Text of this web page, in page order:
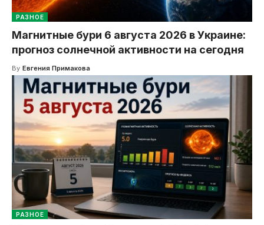
РАЗНОЕ
Магнитные бури 6 августа 2026 в Украине:
прогноз солнечной активности на сегодня
By Евгения Примакова
РАЗНОЕ